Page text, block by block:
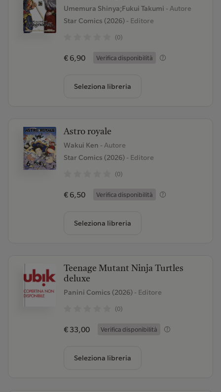
Umemura Shinya;Fukui Takumi - Autore
Star Comics (2026)- Editore
(0)
€ 6,90 Verifica disponibilità
Seleziona libreria
Astro royale
Wakui Ken - Autore
Star Comics (2026)- Editore
(0)
€ 6,50 Verifica disponibilità
Seleziona libreria
Teenage Mutant Ninja Turtles
deluxe
Panini Comics (2026)- Editore
(0)
€ 33,00 Verifica disponibilità
Seleziona libreria